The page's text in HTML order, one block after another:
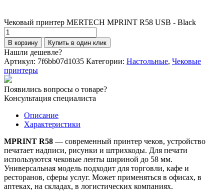
Чековый принтер MERTECH MPRINT R58 USB - Black
Количество
товара
Чековый
принтер
MERTECH
MPRINT
R58
USB
-
В корзину Купить в один клик
Нашли дешевле?
Артикул: 7f6bb07d1035 Категории: Настольные, Чековые
принтеры
Появились вопросы о товаре?
Консультация специалиста
Описание
Характеристики
MPRINT R58 — современный принтер чеков, устройство
печатает надписи, рисунки и штрихкоды. Для печати
используются чековые ленты шириной до 58 мм.
Универсальная модель подходит для торговли, кафе и
ресторанов, сферы услуг. Может применяться в офисах, в
аптеках, на складах, в логистических компаниях.